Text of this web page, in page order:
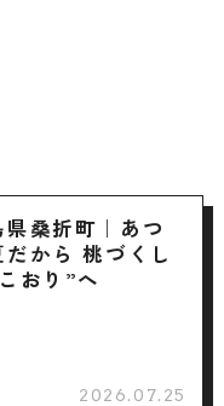
県桑折町｜あつ
だから 桃づくし
おり”へ
2026.07.25